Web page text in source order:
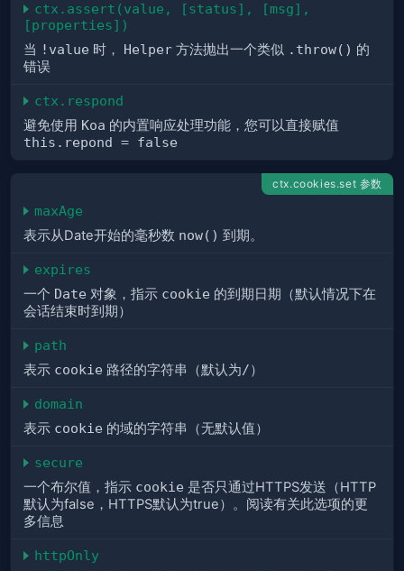
ctx.assert(value, [status], [msg],
[properties])
当 !value 时， Helper 方法抛出一个类似 .throw() 的
错误
ctx.respond
避免使用 Koa 的内置响应处理功能，您可以直接赋值
this.repond = false
ctx.cookies.set 参数
maxAge
表示从Date开始的毫秒数 now() 到期。
expires
一个 Date 对象，指示 cookie 的到期日期（默认情况下在
会话结束时到期）
path
表示 cookie 路径的字符串（默认为/）
domain
表示 cookie 的域的字符串（无默认值）
secure
一个布尔值，指示 cookie 是否只通过HTTPS发送（HTTP
默认为false，HTTPS默认为true）。阅读有关此选项的更
多信息
httpOnly